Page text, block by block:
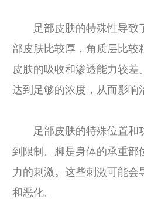
足部皮肤的特殊性导致
部皮肤比较厚，角质层比较
皮肤的吸收和渗透能力较差
达到足够的浓度，从而影响
足部皮肤的特殊位置和
到限制。脚是身体的承重部
力的刺激。这些刺激可能会
和恶化。